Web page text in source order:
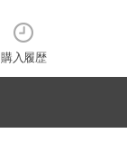
購入履歴